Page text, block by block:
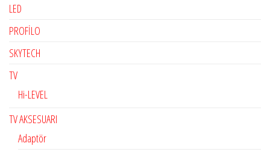
LED
PROFİLO
SKYTECH
TV
Hi-LEVEL
TV AKSESUARI
Adaptör